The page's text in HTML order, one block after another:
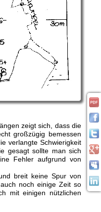
zeigt sich, dass die
großzügig bemessen
verlangte Schwierigkeit
gesagt sollte man sich
Fehler aufgrund von
breit keine Spur von
noch einige Zeit so
mit einigen nützlichen